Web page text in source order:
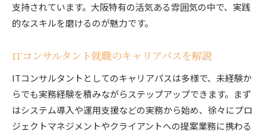
支持されています。大阪特有の活気ある雰囲気の中で、実践
的なスキルを磨けるのが魅力です。
ITコンサルタント就職のキャリアパスを解説
ITコンサルタントとしてのキャリアパスは多様で、未経験か
らでも実務経験を積みながらステップアップできます。まず
はシステム導入や運用支援などの実務から始め、徐々にプロ
ジェクトマネジメントやクライアントへの提案業務に携わる